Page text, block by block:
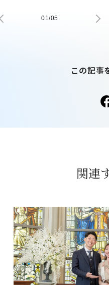
01/05
この記事
関連